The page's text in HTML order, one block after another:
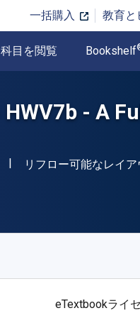
一括購入 教育と
科目を閲覧 Bookshelf
- A
13 9781447441373"
形式
リフロー可能なレイア
eTextbookライ